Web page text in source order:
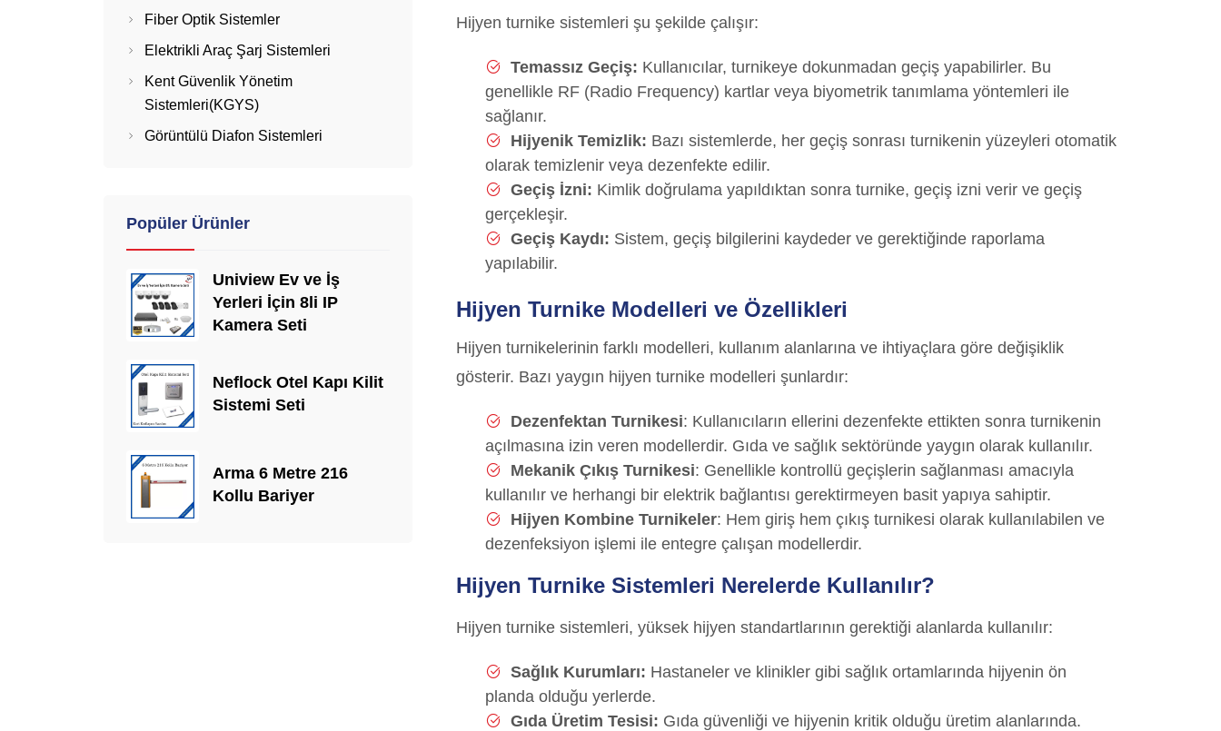
Fiber Optik Sistemler
Elektrikli Araç Şarj Sistemleri
Kent Güvenlik Yönetim
Sistemleri(KGYS)
Görüntülü Diafon Sistemleri
Popüler Ürünler
Uniview Ev ve İş
Yerleri İçin 8li IP
Kamera Seti
Neflock Otel Kapı Kilit
Sistemi Seti
Arma 6 Metre 216
Kollu Bariyer
Hijyen turnike sistemleri şu şekilde çalışır:
Temassız Geçiş: Kullanıcılar, turnikeye dokunmadan geçiş yapabilirler. Bu
genellikle RF (Radio Frequency) kartlar veya biyometrik tanımlama yöntemleri ile
sağlanır.
Hijyenik Temizlik: Bazı sistemlerde, her geçiş sonrası turnikenin yüzeyleri otomatik
olarak temizlenir veya dezenfekte edilir.
Geçiş İzni: Kimlik doğrulama yapıldıktan sonra turnike, geçiş izni verir ve geçiş
gerçekleşir.
Geçiş Kaydı: Sistem, geçiş bilgilerini kaydeder ve gerektiğinde raporlama
yapılabilir.
Hijyen Turnike Modelleri ve Özellikleri
Hijyen turnikelerinin farklı modelleri, kullanım alanlarına ve ihtiyaçlara göre değişiklik
gösterir. Bazı yaygın hijyen turnike modelleri şunlardır:
Dezenfektan Turnikesi: Kullanıcıların ellerini dezenfekte ettikten sonra turnikenin
açılmasına izin veren modellerdir. Gıda ve sağlık sektöründe yaygın olarak kullanılır.
Mekanik Çıkış Turnikesi: Genellikle kontrollü geçişlerin sağlanması amacıyla
kullanılır ve herhangi bir elektrik bağlantısı gerektirmeyen basit yapıya sahiptir.
Hijyen Kombine Turnikeler: Hem giriş hem çıkış turnikesi olarak kullanılabilen ve
dezenfeksiyon işlemi ile entegre çalışan modellerdir.
Hijyen Turnike Sistemleri Nerelerde Kullanılır?
Hijyen turnike sistemleri, yüksek hijyen standartlarının gerektiği alanlarda kullanılır:
Sağlık Kurumları: Hastaneler ve klinikler gibi sağlık ortamlarında hijyenin ön
planda olduğu yerlerde.
Gıda Üretim Tesisi: Gıda güvenliği ve hijyenin kritik olduğu üretim alanlarında.